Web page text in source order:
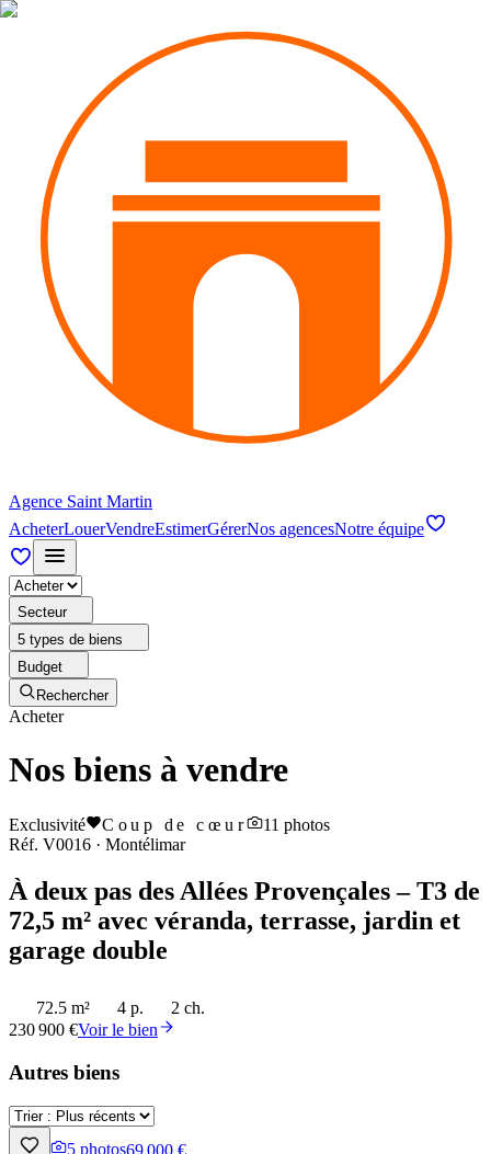
Agence Saint Martin
AcheterLouerVendreEstimerGérerNos agencesNotre équipe
Secteur
5 types de biens
Budget
Rechercher
Acheter
Nos biens à vendre
Exclusivité Coup de cœur 11 photos
Réf. V0016 · Montélimar
À deux pas des Allées Provençales – T3 de
72,5 m² avec véranda, terrasse, jardin et
garage double
72.5 m² 4 p.
2 ch.
230 900 €Voir le bien
Autres biens
5 photos69 000 €